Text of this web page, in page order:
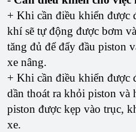
+ Khi cần điều khiển được
khí sẽ tự động được bơm
tăng đủ để đẩy đầu piston
xe nâng.
+ Khi cần điều khiển được
dần thoát ra khỏi piston và
piston được kẹp vào trục,
xe.